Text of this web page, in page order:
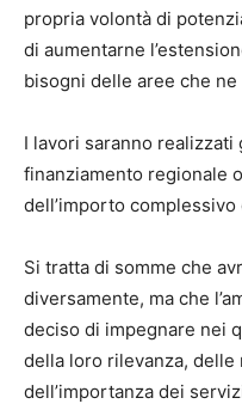
propria volontà di
di aumentarne
bisogni delle aree che
I lavori saranno
finanziamento regionale
dell’importo
Si tratta di somme che
diversamente, ma che
deciso di impegnare nei
della loro rilevanza,
dell’importanza dei